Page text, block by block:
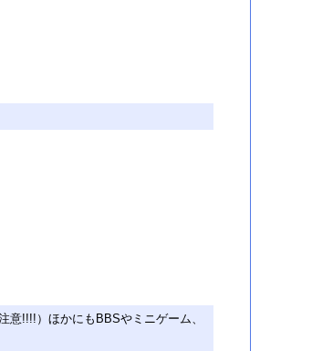
意!!!!）ほかにもBBSやミニゲーム、